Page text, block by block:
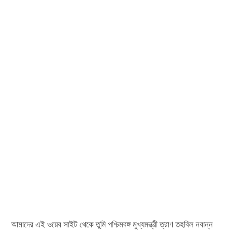
আমাদের এই ওয়েব সাইট থেকে তুমি পশ্চিমবঙ্গ মুখ্যমন্ত্রী ত্রাণ তহবিল নবান্ন